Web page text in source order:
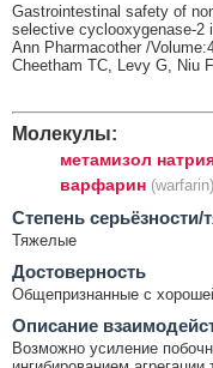
Gastrointestinal safety of
selective cyclooxygenase-2
Ann Pharmacother /
Cheetham TC, Levy G, Niu
Молекулы:
метамизол
варфарин (warfarin)
Cтепень серьёзности/
Тяжелые
Достоверность
Общепризнанные с
Описание
Возможно усиление